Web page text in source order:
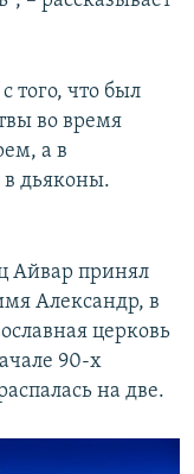
того, что был
во время
а в
дьяконы.
Айвар принял
Александр, в
церковь
90-х
на две.